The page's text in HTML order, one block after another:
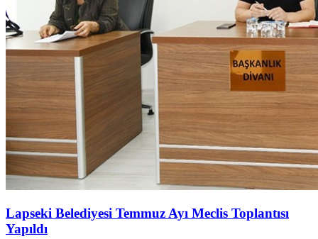
Lapseki Belediyesi Temmuz Ayı Meclis Toplantısı
Yapıldı